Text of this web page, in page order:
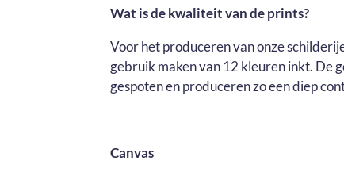
Wat is de kwaliteit van de prints?
Voor het produceren van onze
gebruik maken van 12 kleuren inkt. De
gespoten en produceren zo een diep
Canvas